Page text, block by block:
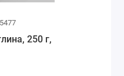
250 г,